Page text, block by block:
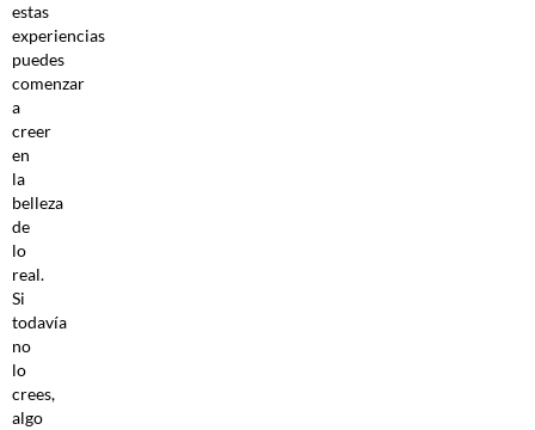
estas
experiencias
puedes
comenzar
a
creer
en
la
belleza
de
lo
real.
Si
todavía
no
lo
crees,
algo